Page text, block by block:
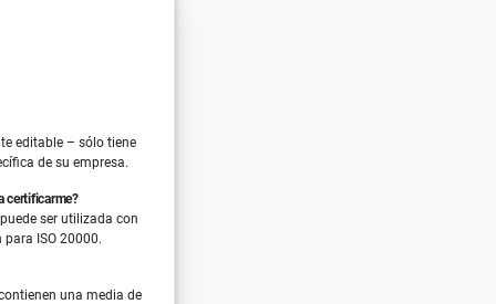
editable – sólo tiene
de su empresa.
certificarme?
ser utilizada con
ISO 20000.
una media de